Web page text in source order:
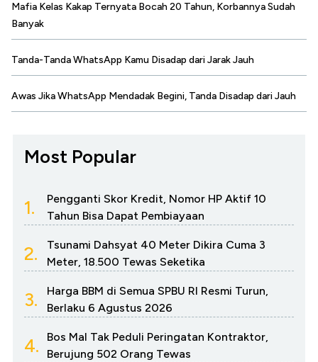
Mafia Kelas Kakap Ternyata Bocah 20 Tahun, Korbannya Sudah
Banyak
Tanda-Tanda WhatsApp Kamu Disadap dari Jarak Jauh
Awas Jika WhatsApp Mendadak Begini, Tanda Disadap dari Jauh
Most Popular
1.
Pengganti Skor Kredit, Nomor HP Aktif 10
Tahun Bisa Dapat Pembiayaan
2.
Tsunami Dahsyat 40 Meter Dikira Cuma 3
Meter, 18.500 Tewas Seketika
3.
Harga BBM di Semua SPBU RI Resmi Turun,
Berlaku 6 Agustus 2026
4.
Bos Mal Tak Peduli Peringatan Kontraktor,
Berujung 502 Orang Tewas